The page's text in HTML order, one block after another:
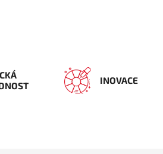
INOVACE